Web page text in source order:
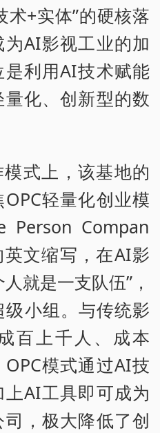
术+实体”的硬核落
AI影视工业的加
利用AI技术赋能
化、创新型的数
式上，该基地的
轻量化创业模
Person Compan
文缩写，在AI影
就是一支队伍”，
小组。与传统影
百上千人、成本
模式通过AI技
AI工具即可成为
，极大降低了创